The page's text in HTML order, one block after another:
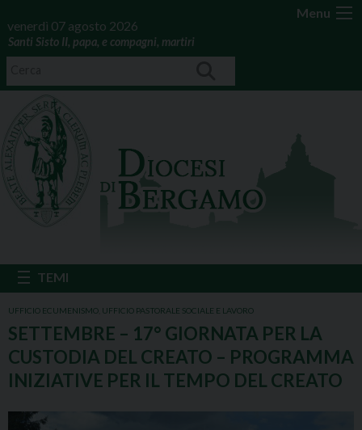
Menu
venerdì 07 agosto 2026
Santi Sisto II, papa, e compagni, martiri
UFFICIO ECUMENISMO UFFICIO PASTORALE SOCIALE E LAVORO
SETTEMBRE – 17° GIORNATA PER LA
CUSTODIA DEL CREATO – PROGRAMMA
INIZIATIVE PER IL TEMPO DEL CREATO